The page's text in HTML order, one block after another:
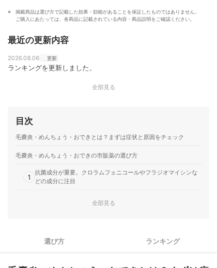
掲載商品は選び方で記載した効果・効能があることを保証したものではありません。
ご購入にあたっては、各商品に記載されている内容・商品説明をご確認ください。
最近の更新内容
2026.08.06 更新
ランキングを更新しました。
全部見る
目次
毛嚢炎・めんちょう・おできとは？まずは症状と原因をチェック
毛嚢炎・めんちょう・おできの市販薬の選び方
1
抗菌成分が重要。クロラムフェニコールやフラジオマイシンな
どの成分に注目
症状に合わせて配合されている成分を確かめよう
毛嚢炎・めんちょう・おできの市販薬全11商品おすすめ人気ランキング
全部見る
選び方 ランキング